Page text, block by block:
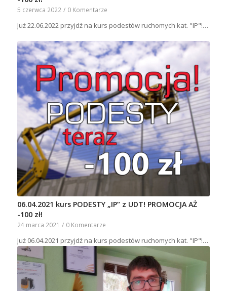
5 czerwca 2022 / 0 Komentarze
Już 22.06.2022 przyjdź na kurs podestów ruchomych kat. "IP"!…
06.04.2021 kurs PODESTY „IP” z UDT! PROMOCJA AŻ
-100 zł!
24 marca 2021 / 0 Komentarze
Już 06.04.2021 przyjdź na kurs podestów ruchomych kat. "IP"!…